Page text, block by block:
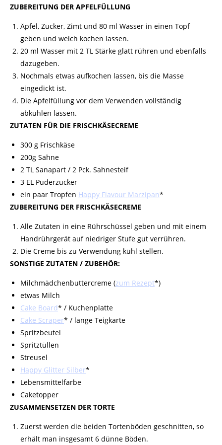
ZUBEREITUNG DER APFELFÜLLUNG
Äpfel, Zucker, Zimt und 80 ml Wasser in einen Topf
geben und weich kochen lassen.
20 ml Wasser mit 2 TL Stärke glatt rühren und ebenfalls
dazugeben.
Nochmals etwas aufkochen lassen, bis die Masse
eingedickt ist.
Die Apfelfüllung vor dem Verwenden vollständig
abkühlen lassen.
ZUTATEN FÜR DIE FRISCHKÄSECREME
300 g Frischkäse
200g Sahne
2 TL Sanapart / 2 Pck. Sahnesteif
3 EL Puderzucker
ein paar Tropfen Happy Flavour Marzipan*
ZUBEREITUNG DER FRISCHKÄSECREME
Alle Zutaten in eine Rührschüssel geben und mit einem
Handrührgerät auf niedriger Stufe gut verrühren.
Die Creme bis zu Verwendung kühl stellen.
SONSTIGE ZUTATEN / ZUBEHÖR:
Milchmädchenbuttercreme (zum Rezept*)
etwas Milch
Cake Board* / Kuchenplatte
Cake Scraper* / lange Teigkarte
Spritzbeutel
Spritztüllen
Streusel
Happy Glitter Silber*
Lebensmittelfarbe
Caketopper
ZUSAMMENSETZEN DER TORTE
Zuerst werden die beiden Tortenböden geschnitten, so
erhält man insgesamt 6 dünne Böden.